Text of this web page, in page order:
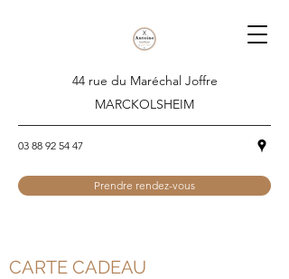
44 rue du Maréchal Joffre
MARCKOLSHEIM
03 88 92 54 47
Prendre rendez-vous
CARTE CADEAU